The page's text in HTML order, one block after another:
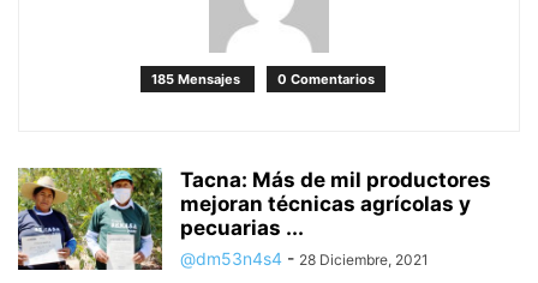
185 Mensajes 0 Comentarios
Tacna: Más de mil productores
mejoran técnicas agrícolas y
pecuarias ...
@dm53n4s4 - 28 Diciembre, 2021